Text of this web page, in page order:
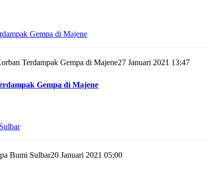
27 Januari 2021 13:47
Gempa di Majene
20 Januari 2021 05:00